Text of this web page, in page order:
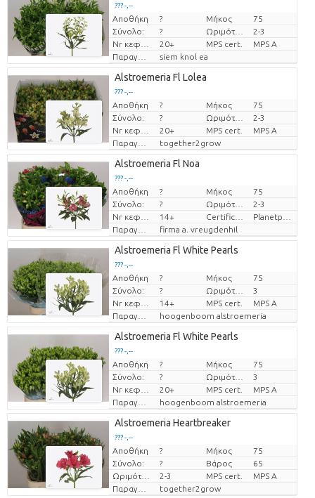
??? -,--
Τιμή ανά τεμάχιο
Αποθήκη ? Μήκος
75
Σύνολο:
?
2-3
20+ MPS cert.
MPS A
Παραγωγός
siem knol ea
Alstroemeria Fl Lolea
??? -,--
Τιμή ανά τεμάχιο
Αποθήκη ? Μήκος
75
Σύνολο:
?
2-3
20+ MPS cert.
MPS A
Παραγωγός
together2grow
Alstroemeria Fl Noa
??? -,--
Τιμή ανά τεμάχιο
Αποθήκη ? Μήκος
75
Σύνολο:
?
2-3
14+
Παραγωγός
firma a. vreugdenhil
Alstroemeria Fl White Pearls
??? -,--
Τιμή ανά τεμάχιο
Αποθήκη ? Μήκος
75
Σύνολο:
?
3
14+ MPS cert.
MPS A
Παραγωγός
hoogenboom alstroemeria
Alstroemeria Fl White Pearls
??? -,--
Τιμή ανά τεμάχιο
Αποθήκη ? Μήκος
75
Σύνολο:
?
3
20+ MPS cert.
MPS A
Παραγωγός
hoogenboom alstroemeria
Alstroemeria Heartbreaker
??? -,--
Τιμή ανά τεμάχιο
Αποθήκη ? Μήκος
75
Σύνολο:
? Βάρος
65
Ωριμότητα
2-3 MPS cert.
MPS A
Παραγωγός
together2grow